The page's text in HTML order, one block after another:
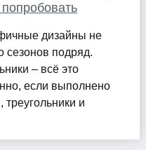
дизайны не
сезонов подряд.
– всё это
если выполнено
треугольники и